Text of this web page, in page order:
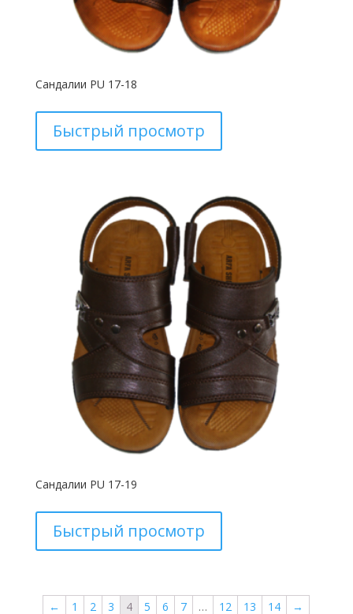
Сандалии PU 17-18
Быстрый просмотр
Сандалии PU 17-19
Быстрый просмотр
← 1 2 3 4 5 6 7 … 12 13 14 →